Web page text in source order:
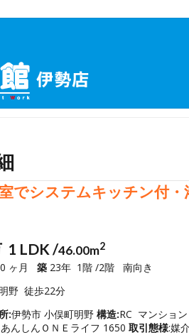
でシステムキッチン付・
1 LDK /46.00m2
ヶ月 築 23年 1階 /2階 南向き
野 徒歩22分
:伊勢市 小俣町明野 構造:RC マンション
んしんＯＮＥライフ 1650 取引態様:媒